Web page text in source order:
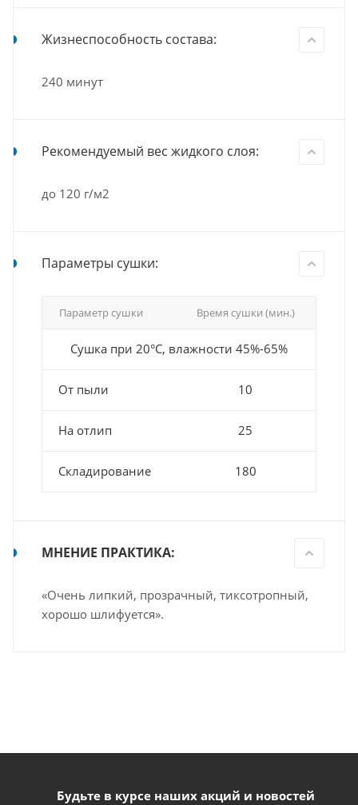
Жизнеспособность состава:
240 минут
Рекомендуемый вес жидкого слоя:
до 120 г/м2
Параметры сушки:
Параметр сушки Время сушки (мин.)
Сушка при 20°С, влажности 45%-65%
От пыли 10
На отлип 25
Складирование 180
МНЕНИЕ ПРАКТИКА:
«Очень липкий, прозрачный, тиксотропный,
хорошо шлифуется».
Будьте в курсе наших акций и новостей